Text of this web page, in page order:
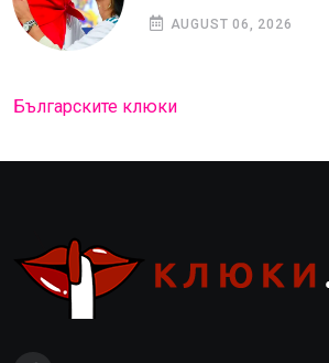
AUGUST 06, 2026
Българските клюки